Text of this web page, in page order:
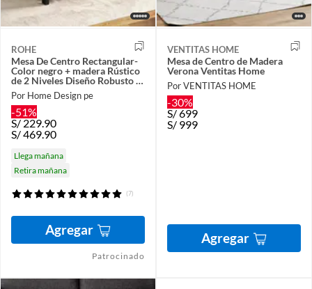
ROHE
Mesa De Centro Rectangular-
Color negro + madera Rústico
de 2 Niveles Diseño Robusto y
Fácil de Armar
Por Home Design pe
-51%
S/ 229.90
S/469.90
Llega mañana
Retira mañana
(7)
Agregar
Patrocinado
VENTITAS HOME
Mesa de Centro de Madera
Verona Ventitas Home
Por VENTITAS HOME
-30%
S/699
S/ 999
Agregar